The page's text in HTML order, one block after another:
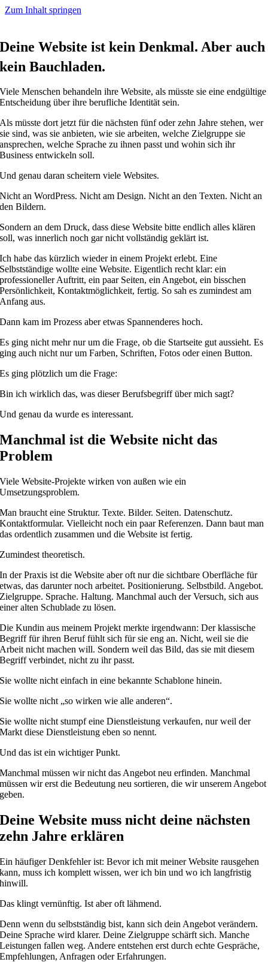
Zum Inhalt springen
Deine Website ist kein Denkmal. Aber auch
kein Bauchladen.
Viele Menschen behandeln ihre Website, als müsste sie eine endgültige
Entscheidung über ihre berufliche Identität sein.
Als müsste dort jetzt für die nächsten fünf oder zehn Jahre stehen, wer
sie sind, was sie anbieten, wie sie arbeiten, welche Zielgruppe sie
ansprechen, welche Sprache zu ihnen passt und wohin sich ihr
Business entwickeln soll.
Und genau daran scheitern viele Websites.
Nicht an WordPress. Nicht am Design. Nicht an den Texten. Nicht an
den Bildern.
Sondern an dem Druck, dass diese Website bitte endlich alles klären
soll, was innerlich noch gar nicht vollständig geklärt ist.
Ich habe das kürzlich wieder in einem Projekt erlebt. Eine
Selbstständige wollte eine Website. Eigentlich recht klar: ein
professioneller Auftritt, ein paar Seiten, ein Angebot, ein bisschen
Persönlichkeit, Kontaktmöglichkeit, fertig. So sah es zumindest am
Anfang aus.
Dann kam im Prozess aber etwas Spannenderes hoch.
Es ging nicht mehr nur um die Frage, ob die Startseite gut aussieht. Es
ging auch nicht nur um Farben, Schriften, Fotos oder einen Button.
Es ging plötzlich um die Frage:
Bin ich wirklich das, was dieser Berufsbegriff über mich sagt?
Und genau da wurde es interessant.
Manchmal ist die Website nicht das
Problem
Viele Website-Projekte wirken von außen wie ein
Umsetzungsproblem.
Man braucht eine Struktur. Texte. Bilder. Seiten. Datenschutz.
Kontaktformular. Vielleicht noch ein paar Referenzen. Dann baut man
das ordentlich zusammen und die Website ist fertig.
Zumindest theoretisch.
In der Praxis ist die Website aber oft nur die sichtbare Oberfläche für
etwas, das darunter noch arbeitet. Positionierung. Selbstbild. Angebot.
Zielgruppe. Sprache. Haltung. Manchmal auch der Versuch, sich aus
einer alten Schublade zu lösen.
Die Kundin aus meinem Projekt merkte irgendwann: Der klassische
Begriff für ihren Beruf fühlt sich für sie eng an. Nicht, weil sie die
Arbeit nicht machen will. Sondern weil das Bild, das sie mit diesem
Begriff verbindet, nicht zu ihr passt.
Sie wollte nicht einfach in eine bekannte Schablone hinein.
Sie wollte nicht „so wirken wie alle anderen“.
Sie wollte nicht stumpf eine Dienstleistung verkaufen, nur weil der
Markt diese Dienstleistung eben so nennt.
Und das ist ein wichtiger Punkt.
Manchmal müssen wir nicht das Angebot neu erfinden. Manchmal
müssen wir erst die Bedeutung neu sortieren, die wir unserem Angebot
geben.
Deine Website muss nicht deine nächsten
zehn Jahre erklären
Ein häufiger Denkfehler ist: Bevor ich mit meiner Website rausgehen
kann, muss ich komplett wissen, wer ich bin und wo ich langfristig
hinwill.
Das klingt vernünftig. Ist aber oft lähmend.
Denn wenn du selbstständig bist, kann sich dein Angebot verändern.
Deine Sprache wird klarer. Deine Zielgruppe schärft sich. Manche
Leistungen fallen weg. Andere entstehen erst durch echte Gespräche,
Empfehlungen, Anfragen oder Erfahrungen.